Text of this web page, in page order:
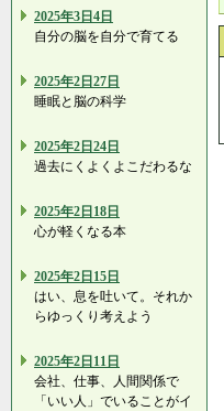
2025年3日4日
自分の脳を自分で育てる
2025年2日27日
睡眠と脳の科学
2025年2日24日
過去にくよくよこだわるな
2025年2日18日
心が軽くなる本
2025年2日15日
はい、息を吐いて。それか
らゆっくり考えよう
2025年2日11日
会社、仕事、人間関係で
「いい人」でいることがイ